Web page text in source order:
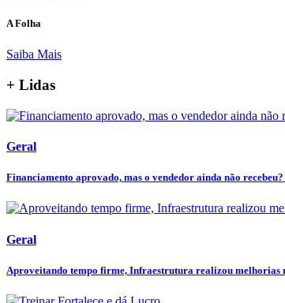
A Folha
Saiba Mais
+ Lidas
Geral
Financiamento aprovado, mas o vendedor ainda não
Geral
Aproveitando tempo firme, Infraestrutura realizou melhorias